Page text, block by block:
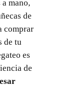
mano,
de
comprar
de tu
es
de